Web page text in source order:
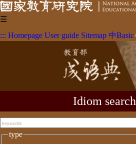
☰
::: Homepage User guide Sitemap 中Basic
Idiom search
type